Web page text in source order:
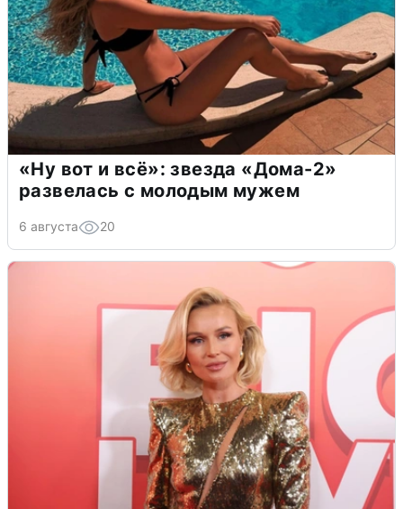
«Ну вот и всё»: звезда «Дома-2»
развелась с молодым мужем
6 августа 20